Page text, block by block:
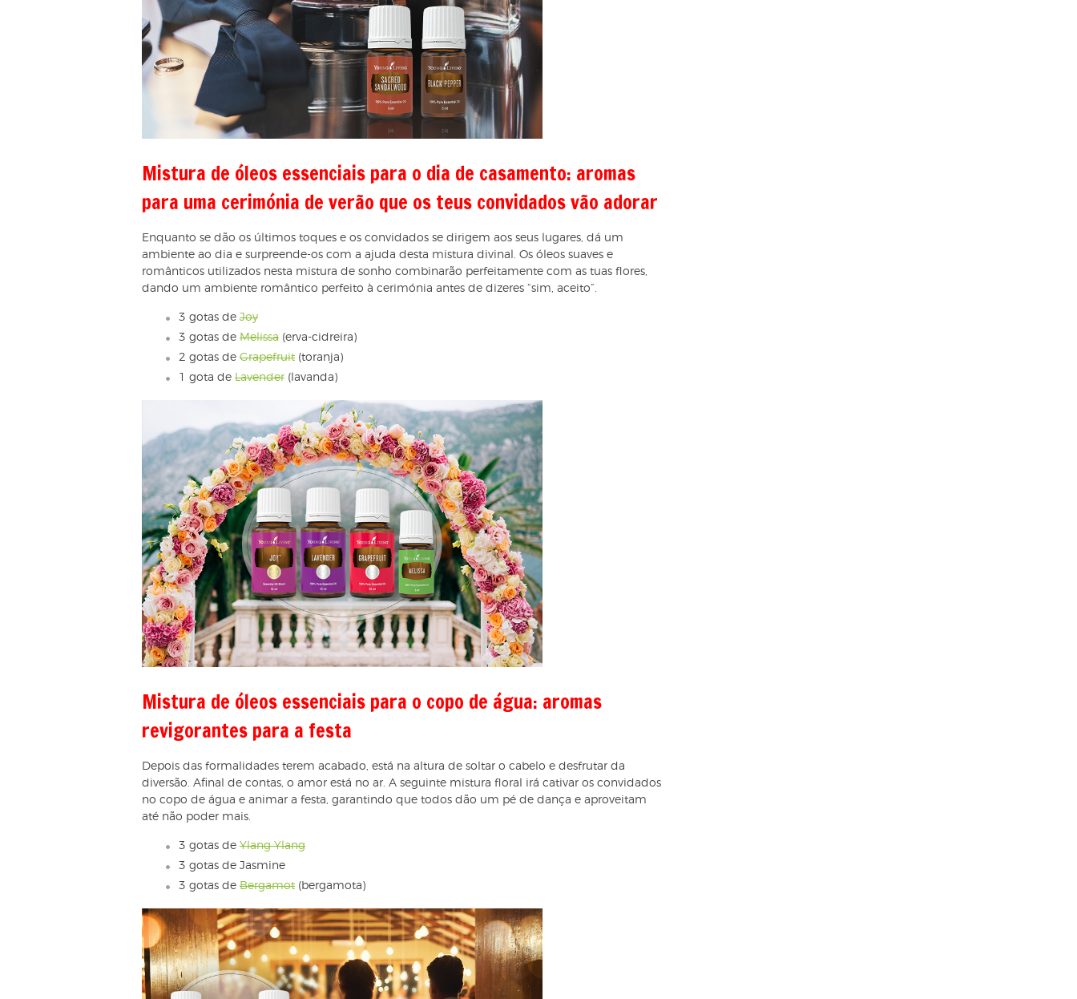
Mistura de óleos essenciais para o dia de casamento: aromas
para uma cerimónia de verão que os teus convidados vão adorar
Enquanto se dão os últimos toques e os convidados se dirigem aos seus lugares, dá um
ambiente ao dia e surpreende-os com a ajuda desta mistura divinal. Os óleos suaves e
românticos utilizados nesta mistura de sonho combinarão perfeitamente com as tuas flores,
dando um ambiente romântico perfeito à cerimónia antes de dizeres “sim, aceito”.
3 gotas de Joy
3 gotas de Melissa (erva-cidreira)
2 gotas de Grapefruit (toranja)
1 gota de Lavender (lavanda)
Mistura de óleos essenciais para o copo de água: aromas
revigorantes para a festa
Depois das formalidades terem acabado, está na altura de soltar o cabelo e desfrutar da
diversão. Afinal de contas, o amor está no ar. A seguinte mistura floral irá cativar os convidados
no copo de água e animar a festa, garantindo que todos dão um pé de dança e aproveitam
até não poder mais.
3 gotas de Ylang Ylang
3 gotas de Jasmine
3 gotas de Bergamot (bergamota)